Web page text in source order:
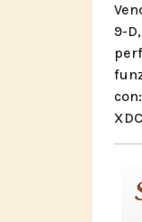
9-